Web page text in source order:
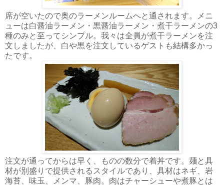
席が空いたので奥のラーメンルームへと通されます。メニ
ューは白醤油ラーメン・黒醤油ラーメン・煮干ラーメンの3
種のみと至ってシンプル。我々は全員が煮干ラーメンを注
文しましたが、白や黒を注文しているゲストも結構多かっ
たです。
注文が通ってからは早く、ものの数分で着丼です。麺と具
材が別盛りで提供されるスタイルであり、具材はネギ、岩
海苔、味玉、メンマ、豚肉。肉はチャーシューや煮豚とは